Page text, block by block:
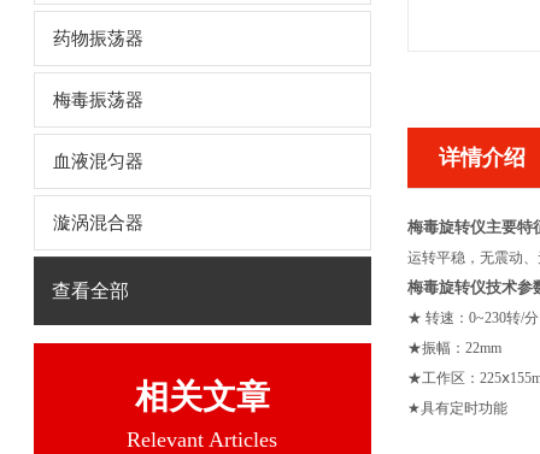
药物振荡器
梅毒振荡器
血液混匀器
漩涡混合器
查看全部
相关文章
Relevant Articles
详情介绍
梅毒旋转仪主要特
运转平稳，无震动
梅毒旋转仪技术参
★ 转速：0~230转/
★振幅：22mm
★工作区：
★具有定时功能